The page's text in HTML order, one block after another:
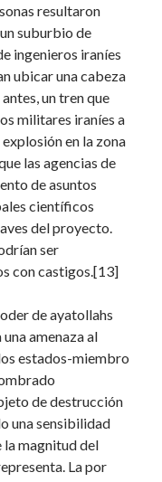
resultaron
suburbio de
ingenieros iraníes
ubicar una cabeza
un tren que
militares iraníes a
en la zona
las agencias de
de asuntos
científicos
del proyecto.
ser
con castigos.[13]
de ayatollahs
amenaza al
estados-miembro
de destrucción
una sensibilidad
la magnitud del
La por